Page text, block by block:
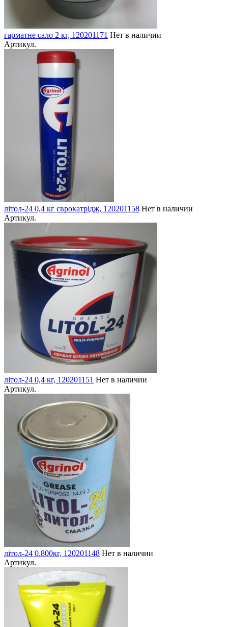
гарматне сало 2 кг, 120201171 Нет в наличии
Артикул.
літол-24 0,4 кг єврокатрідж, 120201158 Нет в наличии
Артикул.
літол-24 0,4 кг, 120201151 Нет в наличии
Артикул.
літол-24 0.800кг, 120201148 Нет в наличии
Артикул.